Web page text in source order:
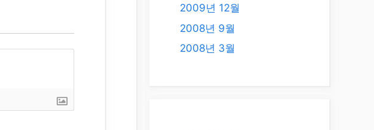
2009년 12월
2008년 9월
2008년 3월